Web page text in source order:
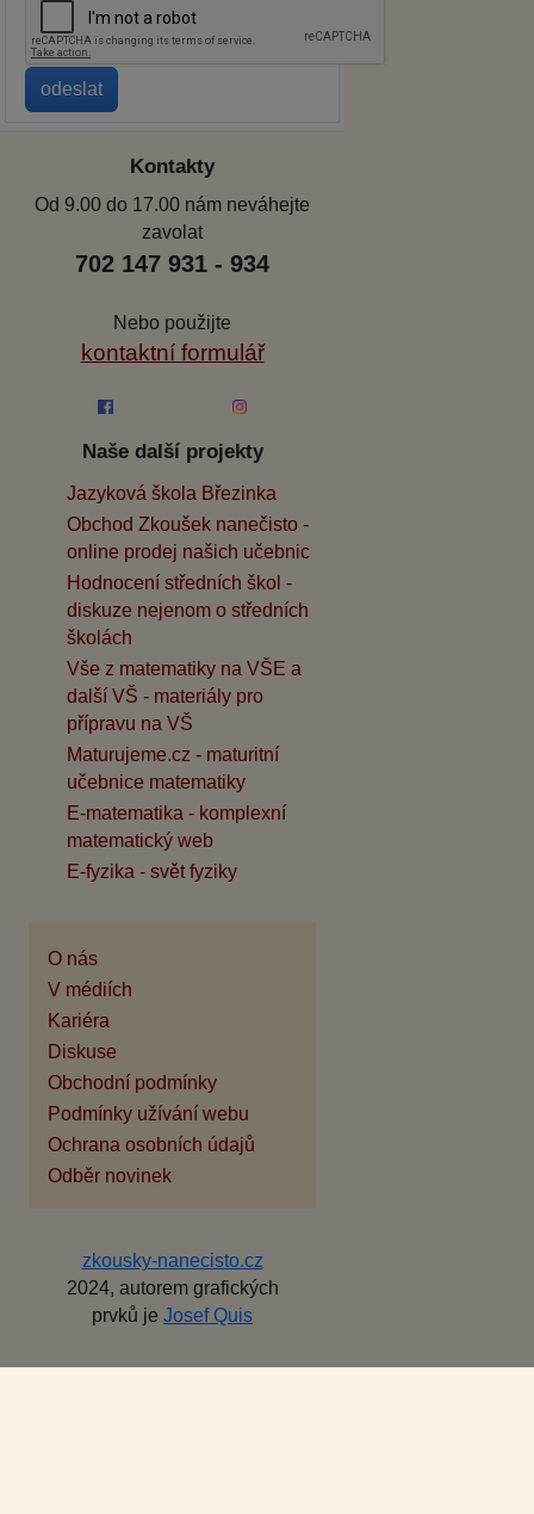
Kontakty
Od 9.00 do 17.00 nám neváhejte
zavolat
702 147 931 - 934
Nebo použijte
kontaktní formulář
Naše další projekty
Jazyková škola Březinka
Obchod Zkoušek nanečisto -
online prodej našich učebnic
Hodnocení středních škol -
diskuze nejenom o středních
školách
Vše z matematiky na VŠE a
další VŠ - materiály pro
přípravu na VŠ
Maturujeme.cz - maturitní
učebnice matematiky
E-matematika - komplexní
matematický web
E-fyzika - svět fyziky
O nás
V médiích
Kariéra
Diskuse
Obchodní podmínky
Podmínky užívání webu
Ochrana osobních údajů
Odběr novinek
zkousky-nanecisto.cz
2024, autorem grafických
prvků je Josef Quis